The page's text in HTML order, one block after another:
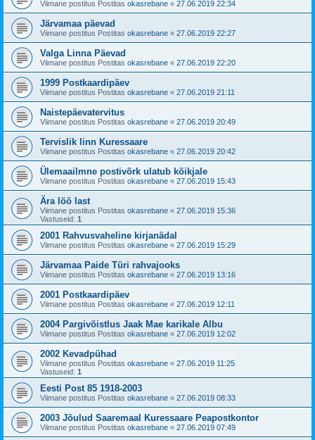
Viimane postitus Postitas okasrebane « 27.06.2019 22:34
Järvamaa päevad
Viimane postitus Postitas okasrebane « 27.06.2019 22:27
Valga Linna Päevad
Viimane postitus Postitas okasrebane « 27.06.2019 22:20
1999 Postkaardipäev
Viimane postitus Postitas okasrebane « 27.06.2019 21:11
Naistepäevatervitus
Viimane postitus Postitas okasrebane « 27.06.2019 20:49
Tervislik linn Kuressaare
Viimane postitus Postitas okasrebane « 27.06.2019 20:42
Ülemaailmne postivõrk ulatub kõikjale
Viimane postitus Postitas okasrebane « 27.06.2019 15:43
Ära löö last
Viimane postitus Postitas okasrebane « 27.06.2019 15:36
Vastuseid: 1
2001 Rahvusvaheline kirjanädal
Viimane postitus Postitas okasrebane « 27.06.2019 15:29
Järvamaa Paide Türi rahvajooks
Viimane postitus Postitas okasrebane « 27.06.2019 13:16
2001 Postkaardipäev
Viimane postitus Postitas okasrebane « 27.06.2019 12:11
2004 Pargivõistlus Jaak Mae karikale Albu
Viimane postitus Postitas okasrebane « 27.06.2019 12:02
2002 Kevadpühad
Viimane postitus Postitas okasrebane « 27.06.2019 11:25
Vastuseid: 1
Eesti Post 85 1918-2003
Viimane postitus Postitas okasrebane « 27.06.2019 08:33
2003 Jõulud Saaremaal Kuressaare Peapostkontor
Viimane postitus Postitas okasrebane « 27.06.2019 07:49